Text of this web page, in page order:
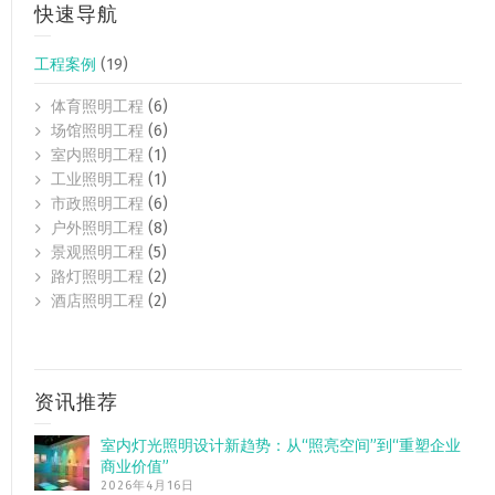
快速导航
工程案例 (19)
体育照明工程 (6)
场馆照明工程 (6)
室内照明工程 (1)
工业照明工程 (1)
市政照明工程 (6)
户外照明工程 (8)
景观照明工程 (5)
路灯照明工程 (2)
酒店照明工程 (2)
资讯推荐
室内灯光照明设计新趋势：从“照亮空间”到“重塑企业
商业价值”
2026年4月16日